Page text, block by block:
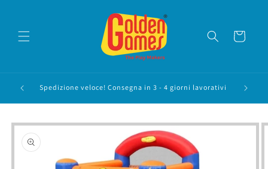
Carrello
Spedizione veloce! Consegna in 3 - 4 giorni lavorativi
Passa alle
informazioni
sul prodotto